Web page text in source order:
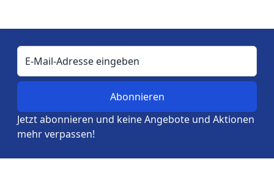
E-Mail-Adresse
Jetzt abonnieren und keine Angebote und Aktionen
mehr verpassen!